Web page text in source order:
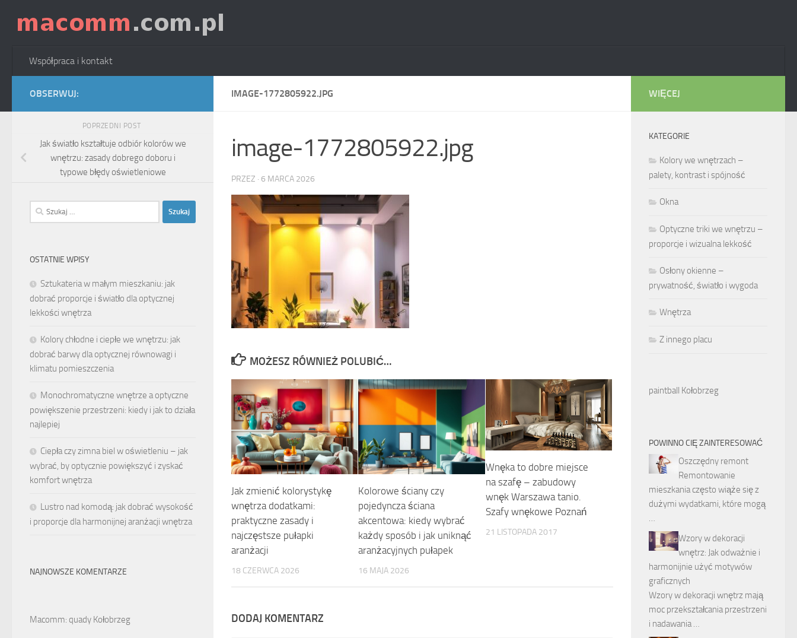
Skip to content
Współpraca i kontakt
IMAGE-1772805922.JPG
image-1772805922.jpg
PRZEZ · 6 MARCA 2026
MOŻESZ RÓWNIEŻ POLUBIĆ…
Jak zmienić kolorystykę
wnętrza dodatkami:
praktyczne zasady i
najczęstsze pułapki
aranżacji
18 CZERWCA 2026
Kolorowe ściany czy
pojedyncza ściana
akcentowa: kiedy wybrać
każdy sposób i jak uniknąć
aranżacyjnych pułapek
16 MAJA 2026
Wnęka to dobre miejsce
na szafę – zabudowy
wnęk Warszawa tanio.
Szafy wnękowe Poznań
21 LISTOPADA 2017
DODAJ KOMENTARZ
OBSERWUJ:
POPRZEDNI POST
Jak światło kształtuje odbiór kolorów we
wnętrzu: zasady dobrego doboru i
typowe błędy oświetleniowe
Szukaj:
OSTATNIE WPISY
Sztukateria w małym mieszkaniu: jak
dobrać proporcje i światło dla optycznej
lekkości wnętrza
Kolory chłodne i ciepłe we wnętrzu: jak
dobrać barwy dla optycznej równowagi i
klimatu pomieszczenia
Monochromatyczne wnętrze a optyczne
powiększenie przestrzeni: kiedy i jak to działa
najlepiej
Ciepła czy zimna biel w oświetleniu – jak
wybrać, by optycznie powiększyć i zyskać
komfort wnętrza
Lustro nad komodą: jak dobrać wysokość
i proporcje dla harmonijnej aranżacji wnętrza
NAJNOWSZE KOMENTARZE
Macomm: quady Kołobrzeg
WIĘCEJ
KATEGORIE
Kolory we wnętrzach –
palety, kontrast i spójność
Okna
Optyczne triki we wnętrzu –
proporcje i wizualna lekkość
Osłony okienne –
prywatność, światło i wygoda
Wnętrza
Z innego placu
paintball Kołobrzeg
POWINNO CIĘ ZAINTERESOWAĆ
Oszczędny remont
Remontowanie
mieszkania często wiąże się z
dużymi wydatkami, które mogą
…
Wzory w dekoracji
wnętrz: Jak odważnie i
harmonijnie użyć motywów
graficznych
Wzory w dekoracji wnętrz mają
moc przekształcania przestrzeni
i nadawania …